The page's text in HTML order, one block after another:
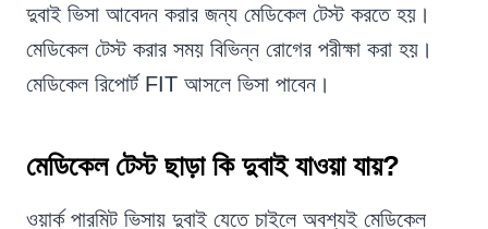
দুবাই ভিসা আবেদন করার জন্য মেডিকেল টেস্ট করতে হয়।
মেডিকেল টেস্ট করার সময় বিভিন্ন রোগের পরীক্ষা করা হয়।
মেডিকেল রিপোর্ট FIT আসলে ভিসা পাবেন।
মেডিকেল টেস্ট ছাড়া কি দুবাই যাওয়া যায়?
ওয়ার্ক পারমিট ভিসায় দুবাই যেতে চাইলে অবশ্যই মেডিকেল